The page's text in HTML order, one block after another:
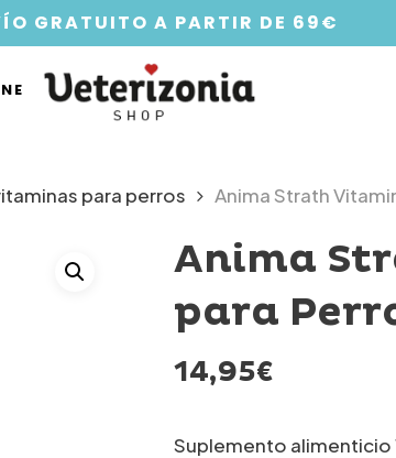
GRATUITO A PARTIR DE 69€
para perros Anima Strath
Anima
para
14,95€
Suplemento alimenticio